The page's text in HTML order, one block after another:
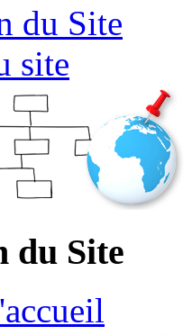
du Site
site
du Site